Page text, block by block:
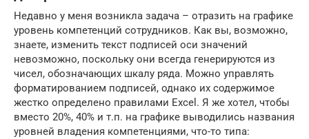
Недавно у меня возникла задача – отразить на графике
уровень компетенций сотрудников. Как вы, возможно,
знаете, изменить текст подписей оси значений
невозможно, поскольку они всегда генерируются из
чисел, обозначающих шкалу ряда. Можно управлять
форматированием подписей, однако их содержимое
жестко определено правилами Excel. Я же хотел, чтобы
вместо 20%, 40% и т.п. на графике выводились названия
уровней владения компетенциями, что-то типа: